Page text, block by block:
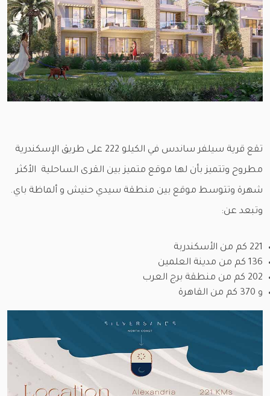
تقع قرية سيلفر ساندس في الكيلو 222 على طريق الإسكندرية
مطروح وتتميز بأن لها موقع متميز بين القرى الساحلية الأكثر
شهرة وتتوسط موقع بين منطقة سيدي حنيش و ألماظة باي.
وتبعد عن:
221 كم من الأسكندربة
136 كم من مدينة العلمين
202 كم من منطقة برج العرب
و 370 كم من القاهرة